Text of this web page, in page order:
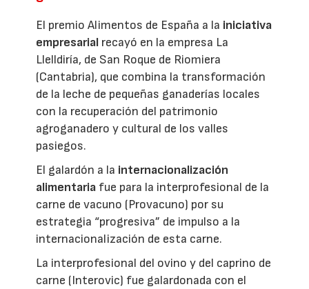
El premio Alimentos de España a la iniciativa
empresarial recayó en la empresa La
Llelldiría, de San Roque de Riomiera
(Cantabria), que combina la transformación
de la leche de pequeñas ganaderías locales
con la recuperación del patrimonio
agroganadero y cultural de los valles
pasiegos.
El galardón a la internacionalización
alimentaria fue para la interprofesional de la
carne de vacuno (Provacuno) por su
estrategia “progresiva” de impulso a la
internacionalización de esta carne.
La interprofesional del ovino y del caprino de
carne (Interovic) fue galardonada con el